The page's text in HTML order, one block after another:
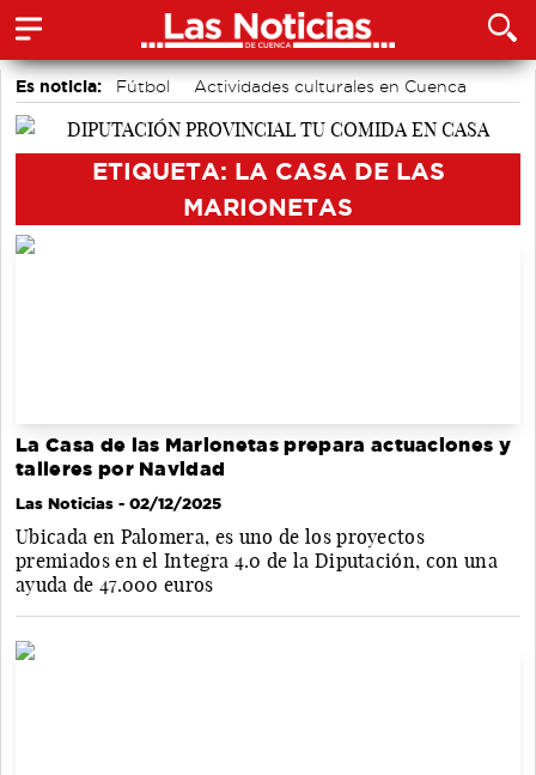
Es noticia: Fútbol
Actividades culturales en Cuenca
Motor
Medio Ambiente
ETIQUETA: LA CASA DE LAS
MARIONETAS
La Casa de las Marionetas prepara actuaciones y
talleres por Navidad
Las Noticias - 02/12/2025
Ubicada en Palomera, es uno de los proyectos
premiados en el Integra 4.0 de la Diputación, con una
ayuda de 47.000 euros